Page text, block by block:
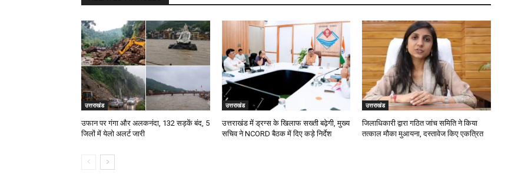
उत्तराखंड
उफान पर गंगा और अलकनंदा, 132 सड़कें बंद, 5
जिलों में येलो अलर्ट जारी
उत्तराखंड
उत्तराखंड में ड्रग्स के खिलाफ सख्ती बढ़ेगी, मुख्य
सचिव ने NCORD बैठक में दिए कड़े निर्देश
उत्तराखंड
जिलाधिकारी द्वारा गठित जांच समिति ने किया
तत्काल मौका मुआयना, दस्तावेज किए एकत्रित